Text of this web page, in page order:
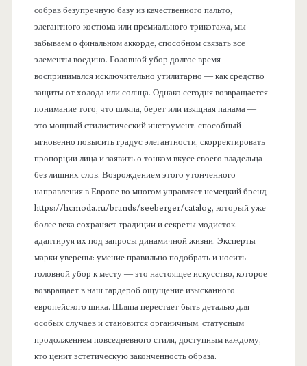
собрав безупречную базу из качественного пальто,
элегантного костюма или премиального трикотажа, мы
забываем о финальном аккорде, способном связать все
элементы воедино. Головной убор долгое время
воспринимался исключительно утилитарно — как средство
защиты от холода или солнца. Однако сегодня возвращается
понимание того, что шляпа, берет или изящная панама —
это мощный стилистический инструмент, способный
мгновенно повысить градус элегантности, скорректировать
пропорции лица и заявить о тонком вкусе своего владельца
без лишних слов. Возрождением этого утонченного
направления в Европе во многом управляет немецкий бренд
https://hcmoda.ru/brands/seeberger/catalog, который уже
более века сохраняет традиции и секреты модисток,
адаптируя их под запросы динамичной жизни. Эксперты
марки уверены: умение правильно подобрать и носить
головной убор к месту — это настоящее искусство, которое
возвращает в наш гардероб ощущение изысканного
европейского шика. Шляпа перестает быть деталью для
особых случаев и становится органичным, статусным
продолжением повседневного стиля, доступным каждому,
кто ценит эстетическую законченность образа.